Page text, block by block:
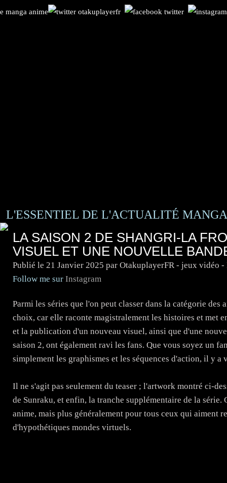
L'ESSENTIEL DE L'ACTUALITÉ
LA SAISON 2 DE SHANGRI-LA
VISUEL ET UNE NOUVELLE
Publié le 21 Janvier 2025 par OtakuplayerFR - jeux vidéo -
Follow me sur Instagram
Parmi les séries que l'on peut classer dans la catégorie
choix, car elle raconte magistralement les histoires et met
et la publication d'un nouveau visuel, ainsi que d'une
saison 2, ont également ravi les fans. Que vous soyez un
simplement les graphismes et les séquences d'action, il y a
Il ne s'agit pas seulement du teaser ; l'artwork montré ci-
de Sunraku, et enfin, la tranche supplémentaire de la
anime, mais plus généralement pour tous ceux qui aiment
d'hypothétiques mondes virtuels.